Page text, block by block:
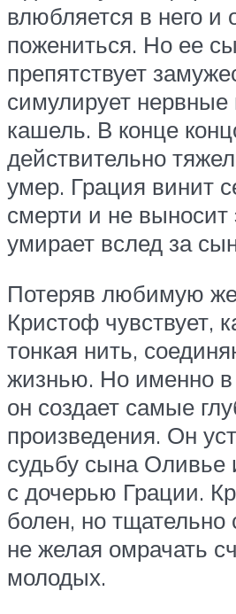
влюбляется в него и
пожениться. Но ее
препятствует
симулирует нервные
кашель. В конце
действительно
умер. Грация винит
смерти и не выносит
умирает вслед за
Потеряв любимую
Кристоф чувствует,
тонкая нить,
жизнью. Но именно в
он создает самые
произведения. Он
судьбу сына Оливье
с дочерью Грации.
болен, но тщательно
не желая омрачать
молодых.